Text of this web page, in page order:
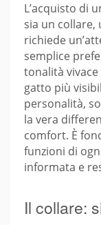
L’acquisto di
sia un collare,
richiede
semplice
tonalità
gatto più
personalità,
la vera
comfort. È
funzioni di
informata e
Il collare: